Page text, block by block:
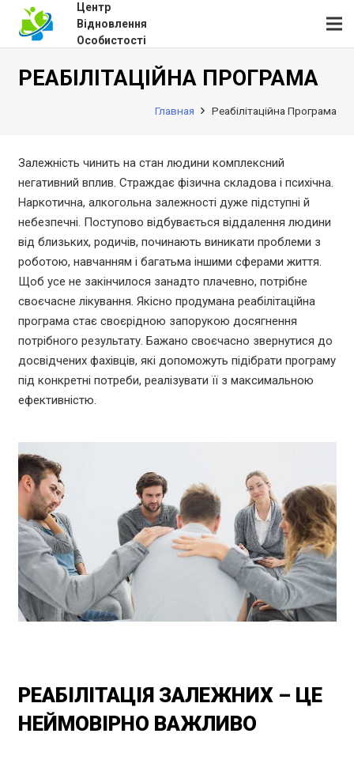
Центр
Відновлення
Особистості
РЕАБІЛІТАЦІЙНА ПРОГРАМА
Главная Реабілітаційна Програма
Залежність чинить на стан людини комплексний
негативний вплив. Страждає фізична складова і психічна.
Наркотична, алкогольна залежності дуже підступні й
небезпечні. Поступово відбувається віддалення людини
від близьких, родичів, починають виникати проблеми з
роботою, навчанням і багатьма іншими сферами життя.
Щоб усе не закінчилося занадто плачевно, потрібне
своєчасне лікування. Якісно продумана реабілітаційна
програма стає своєрідною запорукою досягнення
потрібного результату. Бажано своєчасно звернутися до
досвідчених фахівців, які допоможуть підібрати програму
під конкретні потреби, реалізувати її з максимальною
ефективністю.
РЕАБІЛІТАЦІЯ ЗАЛЕЖНИХ – ЦЕ
НЕЙМОВІРНО ВАЖЛИВО